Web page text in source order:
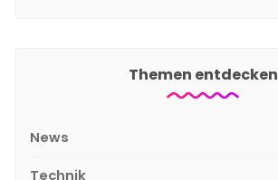
Themen entdecken
News
Technik